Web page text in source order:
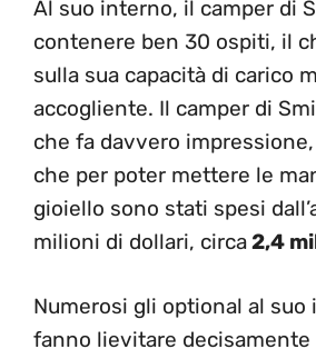
Al suo interno, il camper di
contenere ben 30 ospiti, il
sulla sua capacità di carico
accogliente. Il camper di
che fa davvero
che per poter mettere le
gioiello sono stati spesi
milioni di dollari, circa2,4
Numerosi gli optional al suo
fanno lievitare decisamente